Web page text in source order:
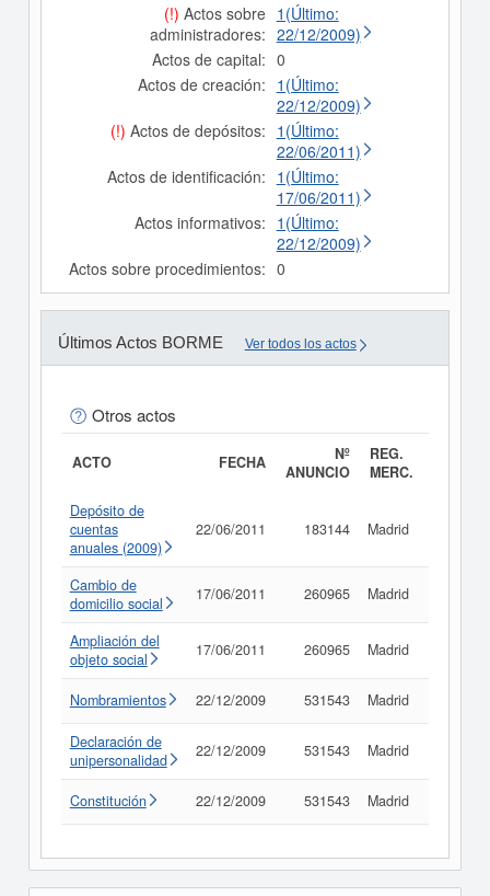
(!) Actos sobre
administradores:
1(Último:
22/12/2009)
Actos de capital: 0
Actos de creación: 1(Último:
22/12/2009)
(!) Actos de depósitos: 1(Último:
22/06/2011)
Actos de identificación: 1(Último:
17/06/2011)
Actos informativos: 1(Último:
22/12/2009)
Actos sobre procedimientos: 0
Últimos Actos BORME Ver todos los actos
Otros actos
ACTO FECHA
Nº
ANUNCIO
REG.
MERC.
Depósito de
cuentas
anuales (2009)
22/06/2011 183144 Madrid
Cambio de
domicilio social
17/06/2011 260965 Madrid
Ampliación del
objeto social
17/06/2011 260965 Madrid
Nombramientos 22/12/2009 531543 Madrid
Declaración de
unipersonalidad
22/12/2009 531543 Madrid
Constitución 22/12/2009 531543 Madrid